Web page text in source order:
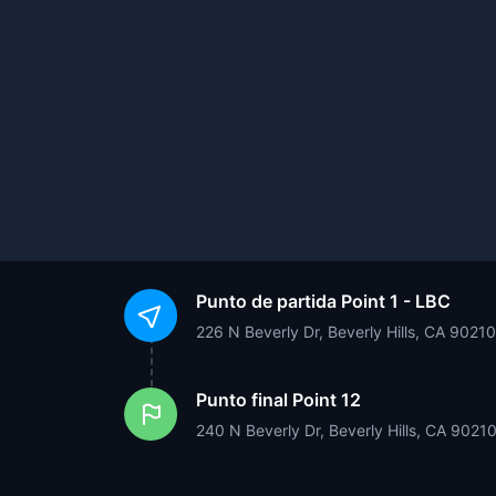
Punto de partida Point 1 - LBC
226 N Beverly Dr, Beverly Hills, CA
Punto final Point 12
240 N Beverly Dr, Beverly Hills, CA